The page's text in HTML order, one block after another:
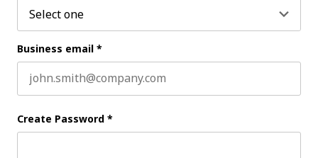
Business email *
Create Password *